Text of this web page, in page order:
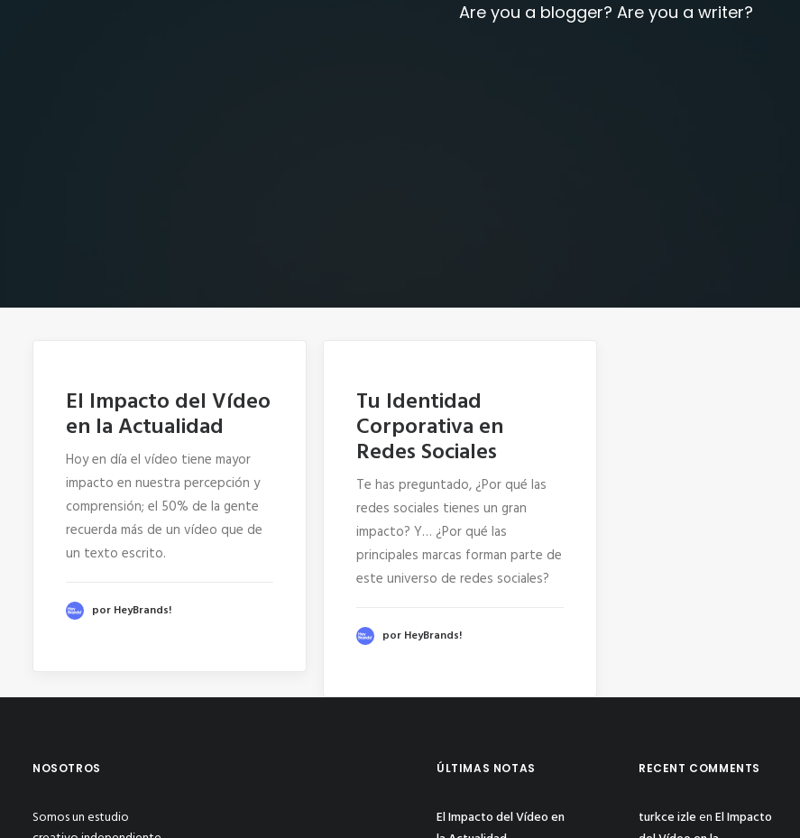
Are you a blogger? Are you a writer?
El Impacto del Vídeo
en la Actualidad
Hoy en día el vídeo tiene mayor
impacto en nuestra percepción y
comprensión; el 50% de la gente
recuerda más de un vídeo que de
un texto escrito.
por HeyBrands!
Tu Identidad
Corporativa en
Redes Sociales
Te has preguntado, ¿Por qué las
redes sociales tienes un gran
impacto? Y… ¿Por qué las
principales marcas forman parte de
este universo de redes sociales?
por HeyBrands!
NOSOTROS
Somos un estudio
ÚLTIMAS NOTAS
El Impacto del Vídeo en
RECENT COMMENTS
turkce izleenEl Impacto